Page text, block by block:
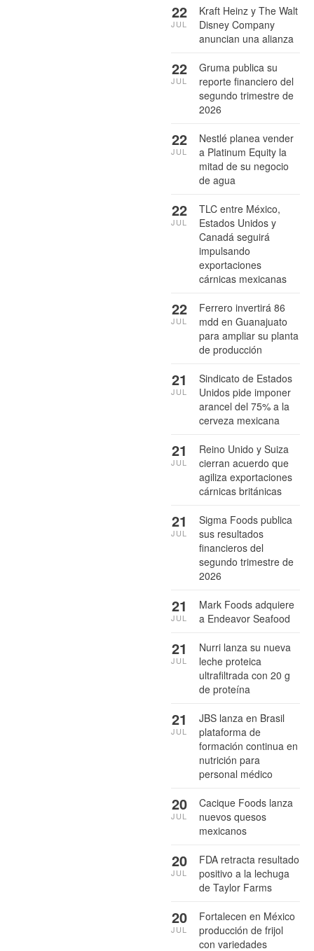
Kraft Heinz y The Walt
Disney Company
anuncian una alianza
22
JUL
Gruma publica su
reporte financiero del
segundo trimestre de
2026
22
JUL
Nestlé planea vender
a Platinum Equity la
mitad de su negocio
de agua
22
JUL
TLC entre México,
Estados Unidos y
Canadá seguirá
impulsando
exportaciones
cárnicas mexicanas
22
JUL
Ferrero invertirá 86
mdd en Guanajuato
para ampliar su planta
de producción
22
JUL
Sindicato de Estados
Unidos pide imponer
arancel del 75% a la
cerveza mexicana
21
JUL
Reino Unido y Suiza
cierran acuerdo que
agiliza exportaciones
cárnicas británicas
21
JUL
Sigma Foods publica
sus resultados
financieros del
segundo trimestre de
2026
21
JUL
Mark Foods adquiere
a Endeavor Seafood
21
JUL
Nurri lanza su nueva
leche proteica
ultrafiltrada con 20 g
de proteína
21
JUL
JBS lanza en Brasil
plataforma de
formación continua en
nutrición para
personal médico
21
JUL
Cacique Foods lanza
nuevos quesos
mexicanos
20
JUL
FDA retracta resultado
positivo a la lechuga
de Taylor Farms
20
JUL
Fortalecen en México
producción de frijol
con variedades
20
JUL